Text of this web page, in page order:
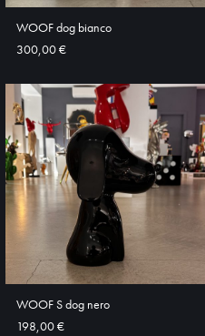
WOOF dog bianco
300,00 €
WOOF S dog nero
198,00 €